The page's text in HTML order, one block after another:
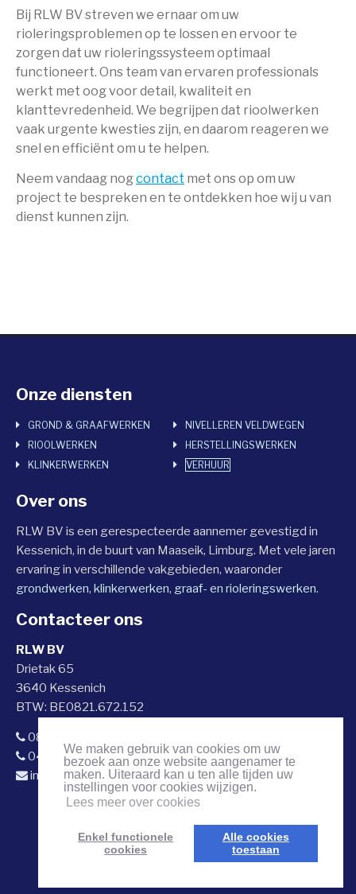
We maken gebruik van cookies om uw
bezoek aan onze website aangenamer te
maken. Uiteraard kan u ten alle tijden uw
instellingen voor cookies wijzigen.
Lees meer over cookies
Enkel functionele
cookies
Alle cookies
toestaan
Bij RLW BV streven we ernaar om uw
rioleringsproblemen op te lossen en ervoor te
zorgen dat uw rioleringssysteem optimaal
functioneert. Ons team van ervaren professionals
werkt met oog voor detail, kwaliteit en
klanttevredenheid. We begrijpen dat rioolwerken
vaak urgente kwesties zijn, en daarom reageren we
snel en efficiënt om u te helpen.
Neem vandaag nogcontact met ons op om uw
project te bespreken en te ontdekken hoe wij u van
dienst kunnen zijn.
Onze diensten
GROND & GRAAFWERKEN
RIOOLWERKEN
KLINKERWERKEN
NIVELLEREN VELDWEGEN
HERSTELLINGSWERKEN
VERHUUR
Over ons
RLW BV is een gerespecteerde aannemer gevestigd in
Kessenich, in de buurt van Maaseik, Limburg. Met vele jaren
ervaring in verschillende vakgebieden, waaronder
grondwerken, klinkerwerken, graaf- en rioleringswerken.
Contacteer ons
RLW BV
Drietak 65
3640 Kessenich
BTW: BE0821.672.152
089 56 83 04
0495 64 29 38
info@rlwbvba.be